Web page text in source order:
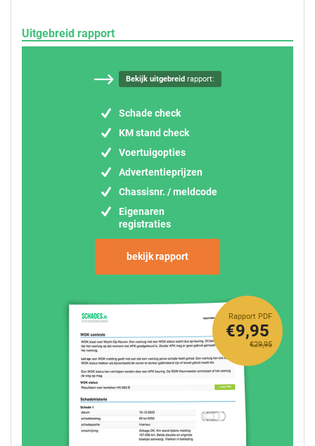
Uitgebreid rapport
Bekijk uitgebreidrapport:
Schade check
KM stand check
Voertuigopties
Advertentieprijzen
Chassisnr. / meldcode
Eigenaren
registraties
bekijk rapport
Rapport PDF
€29,95
€9,95